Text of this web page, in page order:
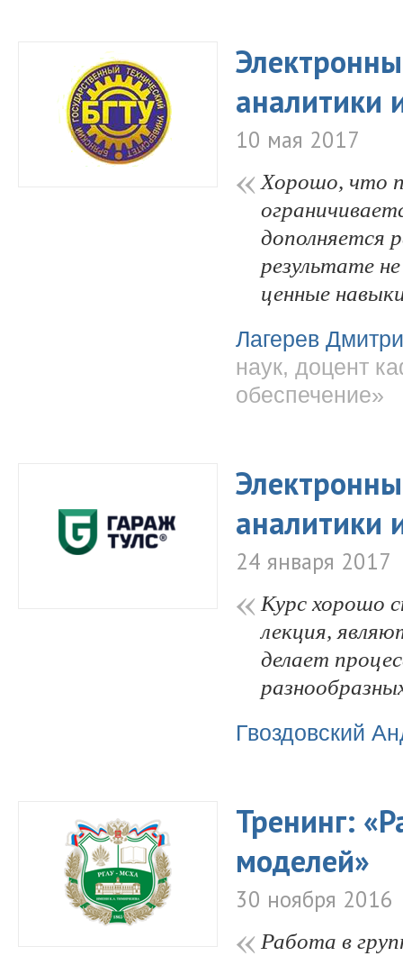
аналитики
10 мая 2017
Хорошо, что
дополняется
результате
ценные
Лагерев
наук, доцент
обеспечение»
аналитики
24 января 2017
Курс хорошо
лекция,
делает
Гвоздовский
Тренинг:
моделей»
30 ноября 2016
Работа в